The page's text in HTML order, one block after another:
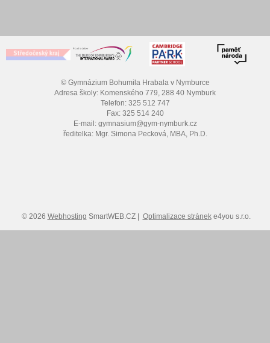
© Gymnázium Bohumila Hrabala v Nymburce
Adresa školy: Komenského 779, 288 40 Nymburk
Telefon: 325 512 747
Fax: 325 514 240
E-mail: gymnasium@gym-nymburk.cz
ředitelka: Mgr. Simona Pecková, MBA, Ph.D.
© 2026 Webhosting SmartWEB.CZ | Optimalizace stráneke4you s.r.o.